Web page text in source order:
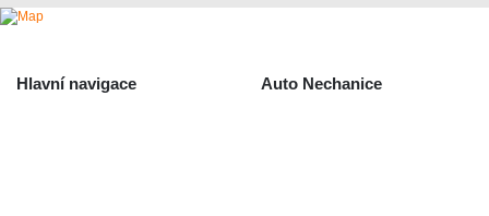
Hlavní navigace Auto Nechanice